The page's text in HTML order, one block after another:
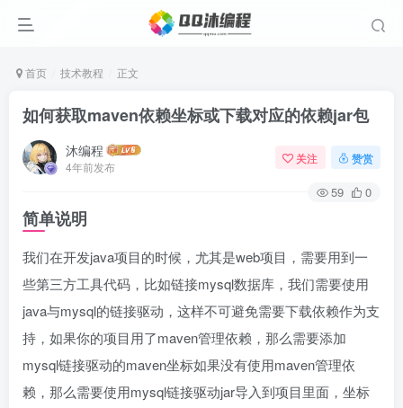
首页 技术教程 正文
如何获取maven依赖坐标或下载对应的依赖jar包
沐编程
4年前发布
关注 赞赏
59 0
简单说明
我们在开发java项目的时候，尤其是web项目，需要用到一
些第三方工具代码，比如链接mysql数据库，我们需要使用
java与mysql的链接驱动，这样不可避免需要下载依赖作为支
持，如果你的项目用了maven管理依赖，那么需要添加
mysql链接驱动的maven坐标如果没有使用maven管理依
赖，那么需要使用mysql链接驱动jar导入到项目里面，坐标